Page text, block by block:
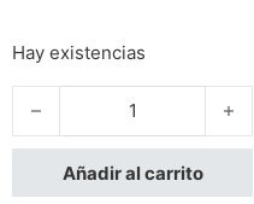
Hay existencias
ADAPTADOR DE VIDEO
Añadir al carrito